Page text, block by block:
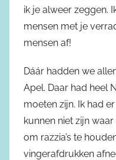
ik je alweer zeggen.
mensen met je
mensen af!
Dáár hadden we
Apel. Daar had heel
moeten zijn. Ik had
kunnen niet zijn
om razzia’s te
vingerafdrukken